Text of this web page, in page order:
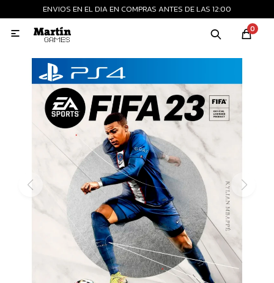
ENVIOS EN EL DIA EN COMPRAS ANTES DE LAS 12:00
0

MI CUENTA
Consolas nuevas
Consolas recertificadas
Juegos